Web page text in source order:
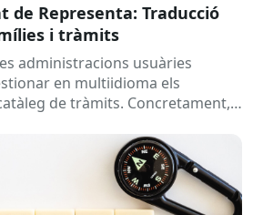
de Representa: Traducció
i tràmits
administracions usuàries
en multiidioma els
de tràmits. Concretament,